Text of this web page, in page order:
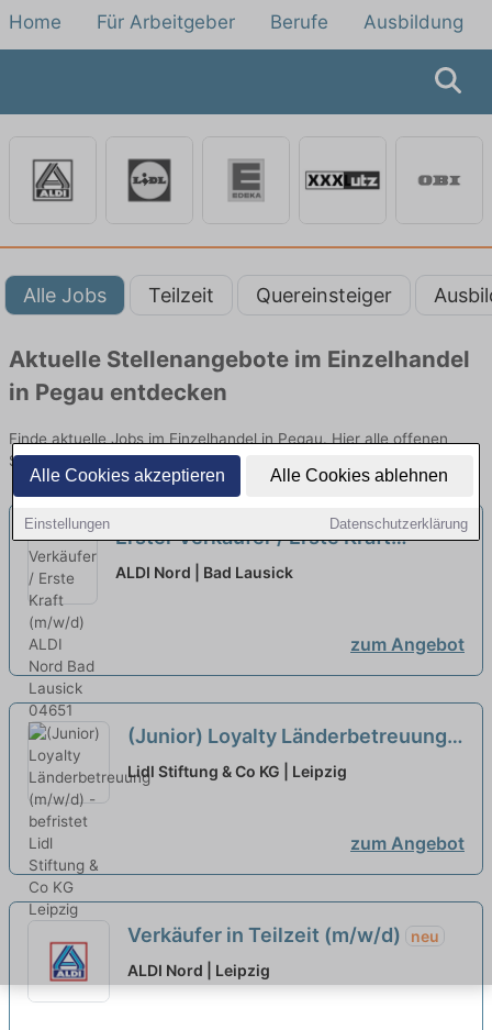
Alle Cookies akzeptieren Alle Cookies ablehnen
Einstellungen Datenschutzerklärung
Home Für Arbeitgeber Berufe Ausbildung
Alle Jobs Teilzeit Quereinsteiger
Aktuelle Stellenangebote im Einzelhandel
in Pegau entdecken
Finde aktuelle Jobs im Einzelhandel in Pegau. Hier alle offenen
Stellenangebote im Verkauf, Vertrieb und Handel vergleichen.
Erster Verkäufer / Erste Kraft
(m/w/d) neu
ALDI Nord | Bad Lausick
zum Angebot
(Junior) Loyalty Länderbetreuung
(m/w/d) -befristet neu
Lidl Stiftung & Co KG | Leipzig
zum Angebot
Verkäufer in Teilzeit (m/w/d)
neu
ALDI Nord | Leipzig